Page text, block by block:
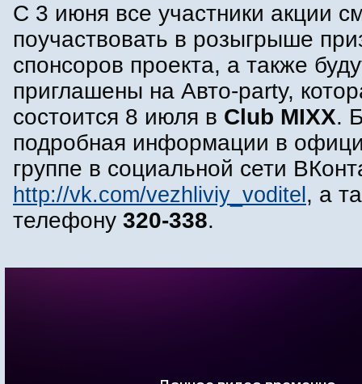
С 3 июня все участники акции
поучаствовать в розыгрыше
спонсоров проекта, а также
приглашены на Авто-party,
состоится 8 июля в Club MIXX.
подробная информации в
группе в социальной сети
http://vk.com/vezhliviy_voditel, а
телефону 320-338.